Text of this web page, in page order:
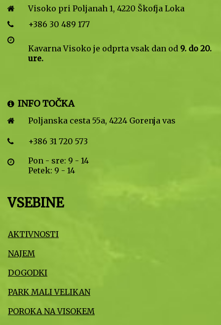
Visoko pri Poljanah 1, 4220 Škofja Loka
+386 30 489 177
Kavarna Visoko je odprta vsak dan od 9. do 20.
ure.
INFO TOČKA
Poljanska cesta 55a, 4224 Gorenja vas
+386 31 720 573
Pon - sre: 9 - 14
Petek: 9 - 14
VSEBINE
AKTIVNOSTI
NAJEM
DOGODKI
PARK MALI VELIKAN
POROKA NA VISOKEM